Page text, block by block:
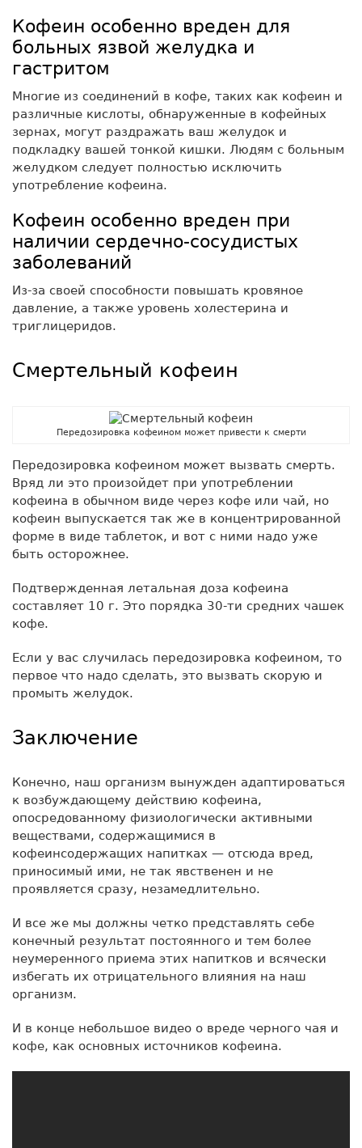
Кофеин особенно вреден для
больных язвой желудка и
гастритом
Многие из соединений в кофе, таких как кофеин и
различные кислоты, обнаруженные в кофейных
зернах, могут раздражать ваш желудок и
подкладку вашей тонкой кишки. Людям с больным
желудком следует полностью исключить
употребление кофеина.
Кофеин особенно вреден при
наличии сердечно-сосудистых
заболеваний
Из-за своей способности повышать кровяное
давление, а также уровень холестерина и
триглицеридов.
Смертельный кофеин
Передозировка кофеином может привести к смерти
Передозировка кофеином может вызвать смерть.
Вряд ли это произойдет при употреблении
кофеина в обычном виде через кофе или чай, но
кофеин выпускается так же в концентрированной
форме в виде таблеток, и вот с ними надо уже
быть осторожнее.
Подтвержденная летальная доза кофеина
составляет 10 г. Это порядка 30-ти средних чашек
кофе.
Если у вас случилась передозировка кофеином, то
первое что надо сделать, это вызвать скорую и
промыть желудок.
Заключение
Конечно, наш организм вынужден адаптироваться
к возбуждающему действию кофеина,
опосредованному физиологически активными
веществами, содержащимися в
кофеинсодержащих напитках — отсюда вред,
приносимый ими, не так явственен и не
проявляется сразу, незамедлительно.
И все же мы должны четко представлять себе
конечный результат постоянного и тем более
неумеренного приема этих напитков и всячески
избегать их отрицательного влияния на наш
организм.
И в конце небольшое видео о вреде черного чая и
кофе, как основных источников кофеина.